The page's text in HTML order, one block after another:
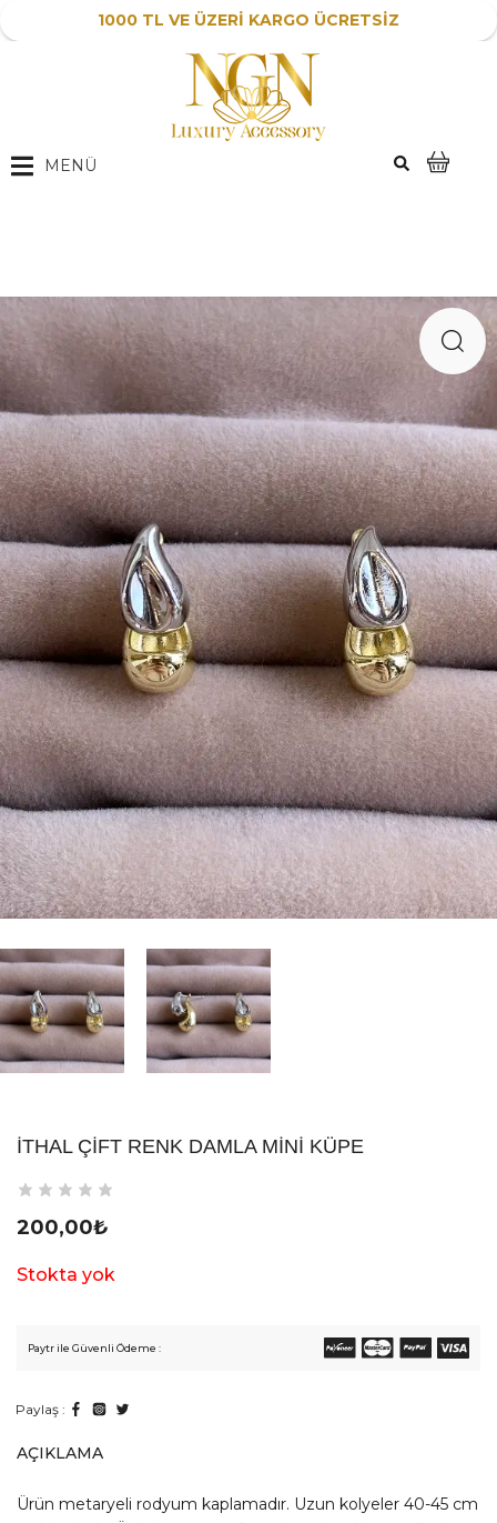
1000 TL VE ÜZERİ KARGO ÜCRETSİZ
MENÜ
İTHAL ÇIFT RENK DAMLA MINI KÜPE
200,00₺
Stokta yok
Paytr ile Güvenli Ödeme :
Paylaş :
AÇIKLAMA
Ürün metaryeli rodyum kaplamadır. Uzun kolyeler 40-45 cm